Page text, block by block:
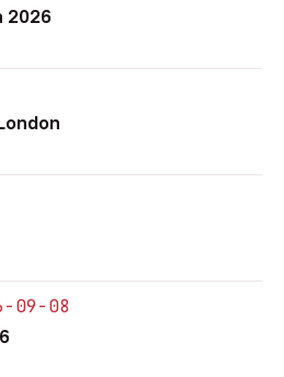
2026
09-08